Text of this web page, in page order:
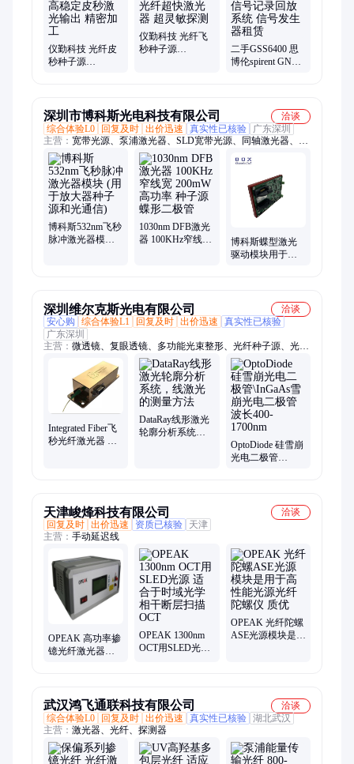
器、多路测温仪、逻辑分析仪、波形发生器、直流电子负载
仪勤科技 光纤皮
秒种子源
仪勤科技 光纤飞
秒种子源
二手GSS6400 思
博伦spirent GNSS
深圳市博科斯光电科技有限公司
洽谈
综合体验L0
回复及时 出价迅速 真实性已核验
广东深圳
主营： 宽带光源、泵浦激光器、SLD宽带光源、同轴激光器、
ASE宽带光源、DFB激光器、FP激光器、泵浦源、脉冲激光器、
高功率多模激光器、多通道DFB光源、EDFA放大器、SOA半导
体光放大、光纤放大器
博科斯532nm飞秒
脉冲激光器模块
1030nm DFB激光
器 100KHz窄线宽
博科斯蝶型激光
驱动模块用于
深圳维尔克斯光电有限公司
洽谈
安心购
综合体验L1 回复及时 出价迅速
真实性已核验
广东深圳
主营： 微透镜、复眼透镜、多功能光束整形、光纤种子源、光谱
仪、光斑分析仪、滤光片、显微镜载物台
Integrated Fiber飞
秒光纤激光器 超
DataRay线形激光
轮廓分析系统，
OptoDiode 硅雪崩
光电二极管
天津峻烽科技有限公司
洽谈
回复及时 出价迅速 资质已核验
天津
主营： 手动延迟线
OPEAK 高功率掺
镱光纤激光器
OPEAK 1300nm
OCT用SLED光源
OPEAK 光纤陀螺
ASE光源模块是用
武汉鸿飞通联科技有限公司
洽谈
综合体验L0
回复及时 出价迅速 真实性已核验 湖北武汉
主营： 激光器、光纤、探测器